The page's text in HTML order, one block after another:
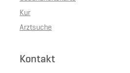
Kur
Arztsuche
Kontakt